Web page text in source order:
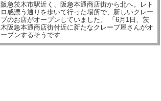
阪急茨木市駅近く、阪急本通商店街から北へ。レト
ロ感漂う通りを歩いて行った場所で、新しいクレー
プのお店がオープンしていました。 「6月1日、茨
木阪急本通商店街付近に新たなクレープ屋さんがオ
ープンするそうです...